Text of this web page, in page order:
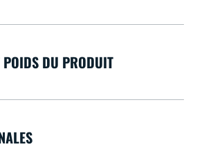
POIDS DU PRODUIT